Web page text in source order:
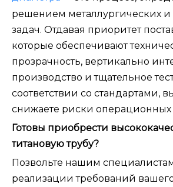
решением металлургических и
задач. Отдавая приоритет
которые обеспечивают
прозрачность, вертикально
производство и тщательное
соответствии со стандартами,
снижаете риски операционных
Готовы приобрести
титановую трубу?
Позвольте нашим
реализации требований